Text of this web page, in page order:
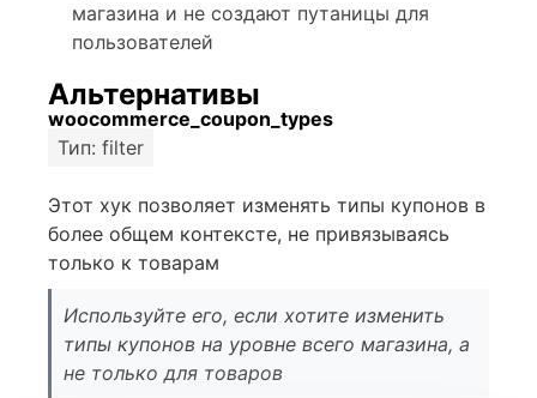
магазина и не создают путаницы для
пользователей
Альтернативы
woocommerce_coupon_types
Тип: filter
Этот хук позволяет изменять типы купонов в
более общем контексте, не привязываясь
только к товарам
Используйте его, если хотите изменить
типы купонов на уровне всего магазина, а
не только для товаров